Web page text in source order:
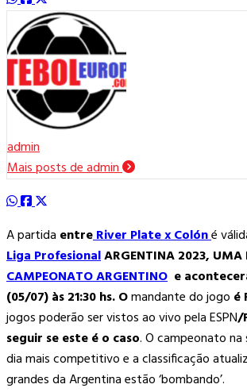
admin
Mais posts de admin
A partida entreRiver Plate x Colóné
Liga ProfesionalARGENTINA 2023, UMA
CAMPEONATO ARGENTINO e
(05/07) às 21:30hs. Omandante do jogo é
jogos poderão ser vistos ao vivo pela ESPN/
seguir se este é o caso. O campeonato na
dia mais competitivo e a classificação
grandes da Argentina estão ‘bombando’.